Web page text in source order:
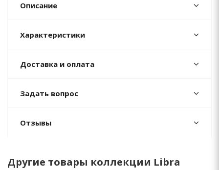
Описание
Характеристики
Доставка и оплата
Задать вопрос
Отзывы
Другие товары коллекции Libra